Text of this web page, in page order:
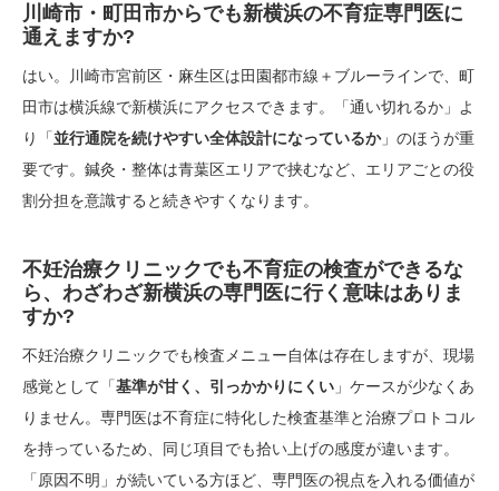
川崎市・町田市からでも新横浜の不育症専門医に
通えますか?
はい。川崎市宮前区・麻生区は田園都市線＋ブルーラインで、町
田市は横浜線で新横浜にアクセスできます。「通い切れるか」よ
り「並行通院を続けやすい全体設計になっているか」のほうが重
要です。鍼灸・整体は青葉区エリアで挟むなど、エリアごとの役
割分担を意識すると続きやすくなります。
不妊治療クリニックでも不育症の検査ができるな
ら、わざわざ新横浜の専門医に行く意味はありま
すか?
不妊治療クリニックでも検査メニュー自体は存在しますが、現場
感覚として「基準が甘く、引っかかりにくい 」ケースが少なくあ
りません。専門医は不育症に特化した検査基準と治療プロトコル
を持っているため、同じ項目でも拾い上げの感度が違います。
「原因不明」が続いている方ほど、専門医の視点を入れる価値が